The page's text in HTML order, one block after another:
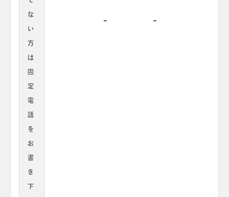
な
い
方
は
固
定
電
話
を
お
書
き
下
- -